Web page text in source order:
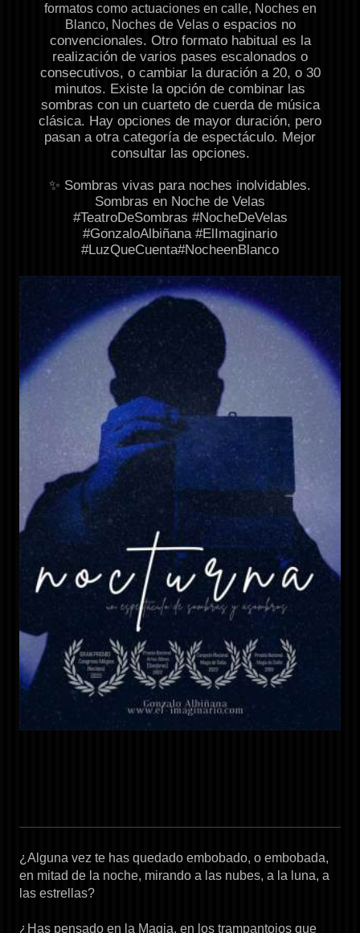
formatos como actuaciones en calle, Noches en
Blanco, Noches de Velas o espacios no
convencionales. Otro formato habitual es la
realización de varios pases escalonados o
consecutivos, o cambiar la duración a 20, o 30
minutos. Existe la opción de combinar las
sombras con un cuarteto de cuerda de música
clásica. Hay opciones de mayor duración, pero
pasan a otra categoría de espectáculo. Mejor
consultar las opciones.
✨ Sombras vivas para noches inolvidables.
Sombras en Noche de Velas
#TeatroDeSombras #NocheDeVelas
#GonzaloAlbiñana #ElImaginario
#LuzQueCuenta#NocheenBlanco
¿Alguna vez te has quedado embobado, o embobada,
en mitad de la noche, mirando a las nubes, a la luna, a
las estrellas?
¿Has pensado en la Magia, en los trampantojos que